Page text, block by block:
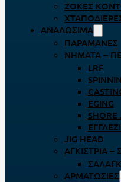
ΖΌΚΕΣ
ΑΝΑΛΏΣΙΜΑ
ΠΑΡΑΜΆΝΕΣ
ΝΉΜΑΤΑ –
LRF
EGING
SHORE
JIG HEAD
ΑΓΚΊΣΤΡΙΑ –
ΑΡΜΑΤΩΣΙΈΣ